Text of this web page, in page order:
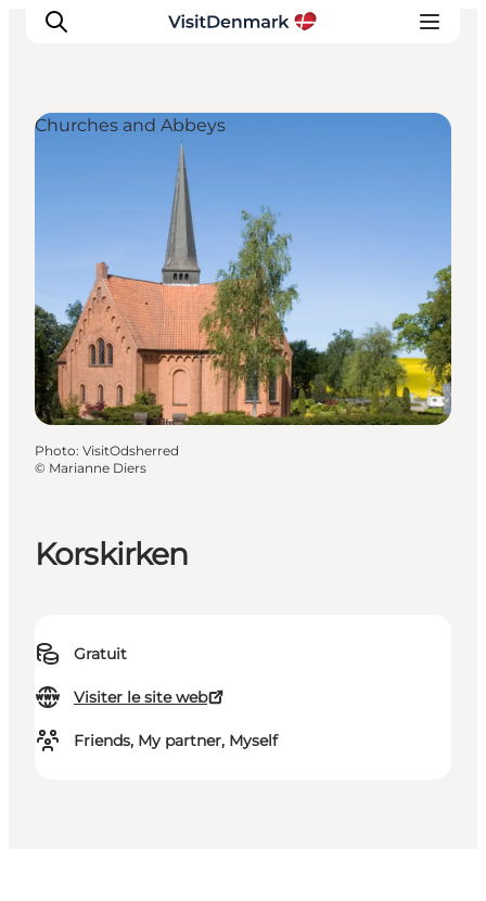
Destinations
Hébergements
Planifiez votre voyage
Korskirken
Gratuit
Visiter le site web
Friends, My partner, Myself
Churches and Abbeys
Photo: VisitOdsherred
© Marianne Diers